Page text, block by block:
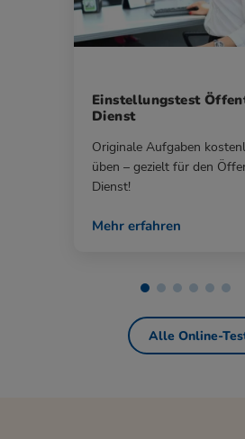
Einstellungstest
Dienst
Originale Aufgaben
üben – gezielt für den
Dienst!
Mehr erfahren
Alle Online-